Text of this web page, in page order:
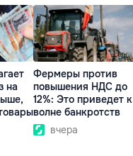
на
Фермеры против
повышения НДС до
12%: Это приведет к
волне банкротств
вчера